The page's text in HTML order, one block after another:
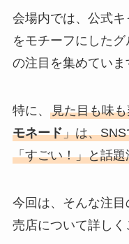
会場内では、公式キ
をモチーフにした
の注目を集めていま
特に、 見た目も味
モネード」は、
「すごい！」と話
今回は、そんな注
売店について詳しく